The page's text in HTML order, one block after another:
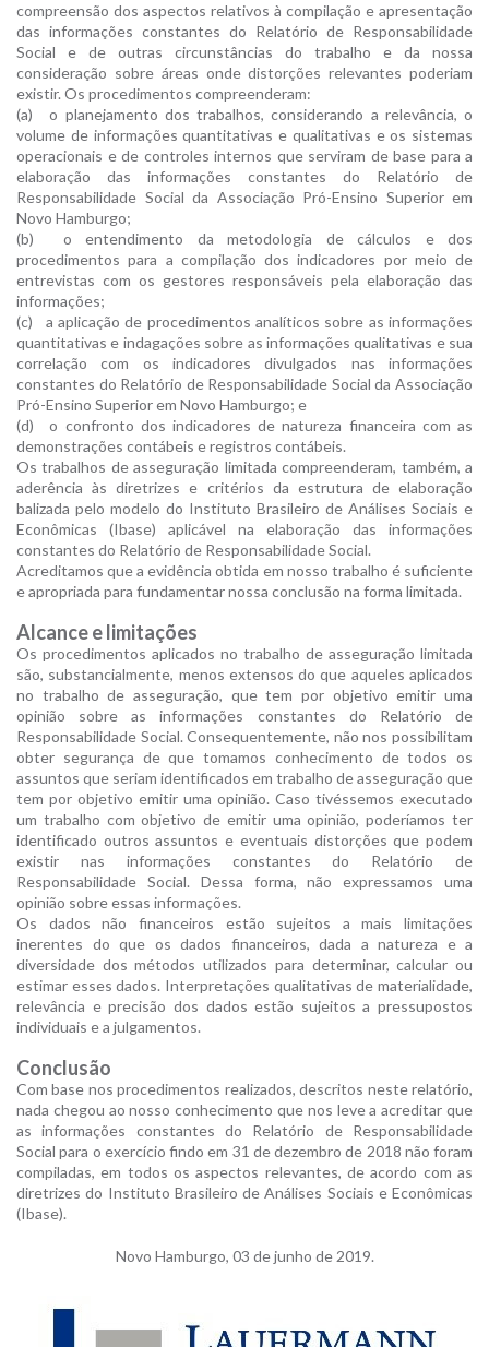
compreensão dos aspectos relativos à compilação e apresentação
das informações constantes do Relatório de Responsabilidade
Social e de outras circunstâncias do trabalho e da nossa
consideração sobre áreas onde distorções relevantes poderiam
existir. Os procedimentos compreenderam:
(a)
o planejamento dos trabalhos, considerando a relevância, o
volume de informações quantitativas e qualitativas e os sistemas
operacionais e de controles internos que serviram de base para a
elaboração das informações constantes do Relatório de
Responsabilidade Social da Associação Pró-Ensino Superior em
Novo Hamburgo;
(b)
o entendimento da metodologia de cálculos e dos
procedimentos para a compilação dos indicadores por meio de
entrevistas com os gestores responsáveis pela elaboração das
informações;
(c)
a aplicação de procedimentos analíticos sobre as informações
quantitativas e indagações sobre as informações qualitativas e sua
correlação com os indicadores divulgados nas informações
constantes do Relatório de Responsabilidade Social da Associação
Pró-Ensino Superior em Novo Hamburgo; e
(d)
o confronto dos indicadores de natureza financeira com as
demonstrações contábeis e registros contábeis.
Os trabalhos de asseguração limitada compreenderam, também, a
aderência às diretrizes e critérios da estrutura de elaboração
balizada pelo modelo do Instituto Brasileiro de Análises Sociais e
Econômicas (Ibase) aplicável na elaboração das informações
constantes do Relatório de Responsabilidade Social.
Acreditamos que a evidência obtida em nosso trabalho é suficiente
e apropriada para fundamentar nossa conclusão na forma limitada.
Alcance e limitações
Os procedimentos aplicados no trabalho de asseguração limitada
são, substancialmente, menos extensos do que aqueles aplicados
no trabalho de asseguração, que tem por objetivo emitir uma
opinião sobre as informações constantes do Relatório de
Responsabilidade Social. Consequentemente, não nos possibilitam
obter segurança de que tomamos conhecimento de todos os
assuntos que seriam identificados em trabalho de asseguração que
tem por objetivo emitir uma opinião. Caso tivéssemos executado
um trabalho com objetivo de emitir uma opinião, poderíamos ter
identificado outros assuntos e eventuais distorções que podem
existir nas informações constantes do Relatório de
Responsabilidade Social. Dessa forma, não expressamos uma
opinião sobre essas informações.
Os dados não financeiros estão sujeitos a mais limitações
inerentes do que os dados financeiros, dada a natureza e a
diversidade dos métodos utilizados para determinar, calcular ou
estimar esses dados. Interpretações qualitativas de materialidade,
relevância e precisão dos dados estão sujeitos a pressupostos
individuais e a julgamentos.
Conclusão
Com base nos procedimentos realizados, descritos neste relatório,
nada chegou ao nosso conhecimento que nos leve a acreditar que
as informações constantes do Relatório de Responsabilidade
Social para o exercício findo em 31 de dezembro de 2018 não foram
compiladas, em todos os aspectos relevantes, de acordo com as
diretrizes do Instituto Brasileiro de Análises Sociais e Econômicas
(Ibase).
Novo Hamburgo, 03 de junho de 2019.